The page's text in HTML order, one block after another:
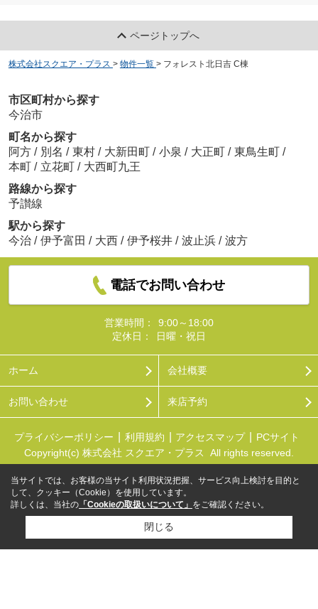
ページトップへ
株式会社スクエア・プラス > 物件一覧 > フォレスト北日吉 C棟
市区町村から探す
今治市
町名から探す
阿方 / 別名 / 東村 / 大新田町 / 小泉 / 大正町 / 東鳥生町 /
本町 / 立花町 / 大西町九王
路線から探す
予讃線
駅から探す
今治 / 伊予富田 / 大西 / 伊予桜井 / 波止浜 / 波方
電話でお問い合わせ
営業時間：
9:00～18:00
定休日：
日曜・祝日
ホーム 会社概要
お問い合わせ 来店予約
プライバシーポリシー 利用規約 アクセスマップ
PCサイト
Copyright(c) 株式会社 スクエア・プラス All rights reserved.
当サイトでは、お客様の当サイト利用状況把握、サービス向上検討を目的と
して、クッキー（Cookie）を使用しています。
詳しくは、当社の 「Cookieの取扱いについて」 をご確認ください。
閉じる